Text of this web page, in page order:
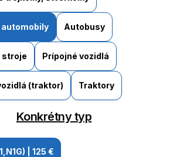
automobily Autobusy
stroje Prípojné vozidlá
(traktor) Traktory
Konkrétny typ
125 €